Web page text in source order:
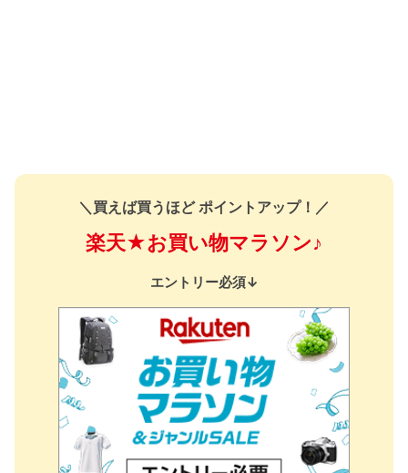
＼買えば買うほど ポイントアップ！／
楽天★お買い物マラソン♪
エントリー必須↓